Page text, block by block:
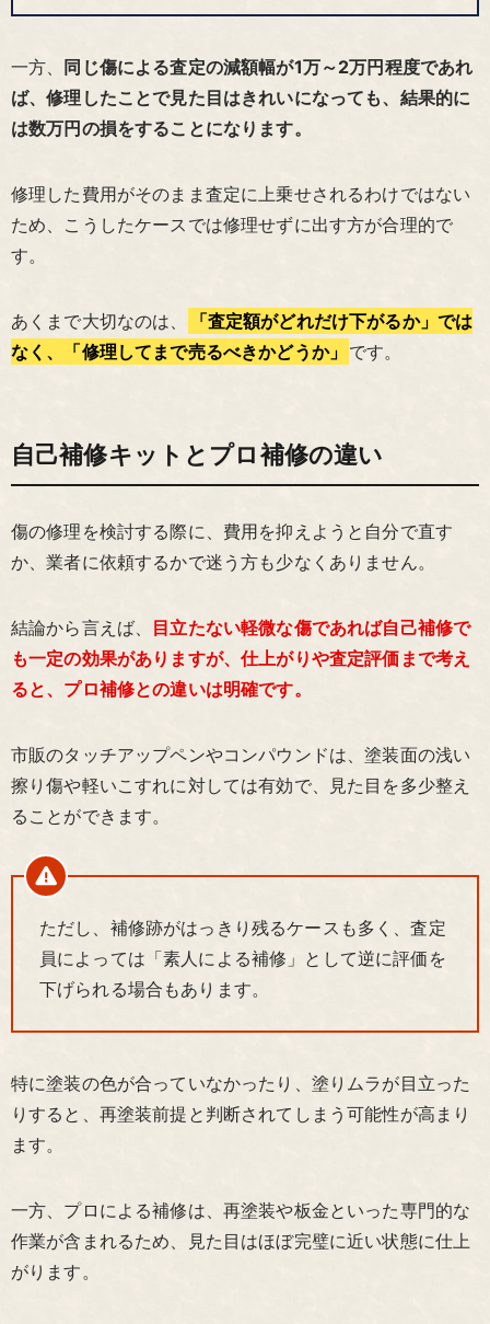
一方、
同じ傷による査定の減額幅が1万～2万円程度であれ
ば、修理したことで見た目はきれいになっても、結果的に
は数万円の損をすることになります。
修理した費用がそのまま査定に上乗せされるわけではない
ため、こうしたケースでは修理せずに出す方が合理的で
す。
あくまで大切なのは、
「査定額がどれだけ下がるか」では
なく、「修理してまで売るべきかどうか」 です。
自己補修キットとプロ補修の違い
傷の修理を検討する際に、費用を抑えようと自分で直す
か、業者に依頼するかで迷う方も少なくありません。
結論から言えば、 目立たない軽微な傷であれば自己補修で
も一定の効果がありますが、仕上がりや査定評価まで考え
ると、プロ補修との違いは明確です。
市販のタッチアップペンやコンパウンドは、塗装面の浅い
擦り傷や軽いこすれに対しては有効で、見た目を多少整え
ることができます。
ただし、補修跡がはっきり残るケースも多く、査定
員によっては「素人による補修」として逆に評価を
下げられる場合もあります。
特に塗装の色が合っていなかったり、塗りムラが目立った
りすると、再塗装前提と判断されてしまう可能性が高まり
ます。
一方、プロによる補修は、再塗装や板金といった専門的な
作業が含まれるため、見た目はほぼ完璧に近い状態に仕上
がります。